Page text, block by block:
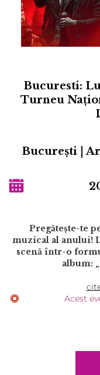
Bucuresti:
Turneu
Bucureşti |
Pregătește-te
muzical al anului!
scenă într-o
album:
Acest